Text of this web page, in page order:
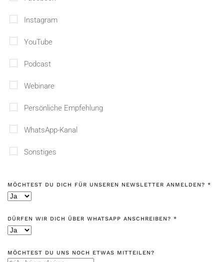
Instagram
YouTube
Podcast
Webinare
Persönliche Empfehlung
WhatsApp-Kanal
Sonstiges
MÖCHTEST DU DICH FÜR UNSEREN NEWSLETTER ANMELDEN? *
DÜRFEN WIR DICH ÜBER WHATSAPP ANSCHREIBEN? *
MÖCHTEST DU UNS NOCH ETWAS MITTEILEN?